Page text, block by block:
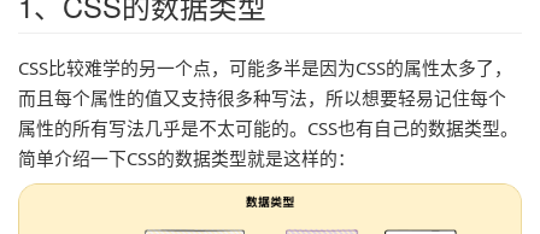
CSS比较难学的另一个点，可能多半是因为CSS的属性太多了，
而且每个属性的值又支持很多种写法，所以想要轻易记住每个
属性的所有写法几乎是不太可能的。CSS也有自己的数据类型。
简单介绍一下CSS的数据类型就是这样的：